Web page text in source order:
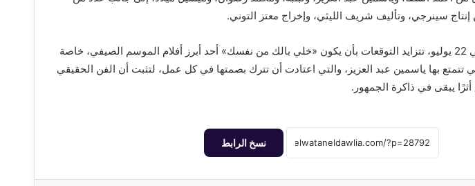
سينرجي، وتأليف شريف الليثي، وإخراج معتز التوني.
ومع اقتراب موعد عرضه في 22 يوليو، تتزايد التوقعات بأن يكون «خلي بالك من نفسك» أحد أبرز أفلام الموسم الصيفي، خاصة
تتمتع بها ياسمين عبد العزيز، والتي اعتادت أن تترك بصمتها في كل عمل، لتثبت أن الفن الحقيقي
يبقى في ذاكرة الجمهور.
نسخ الرابط